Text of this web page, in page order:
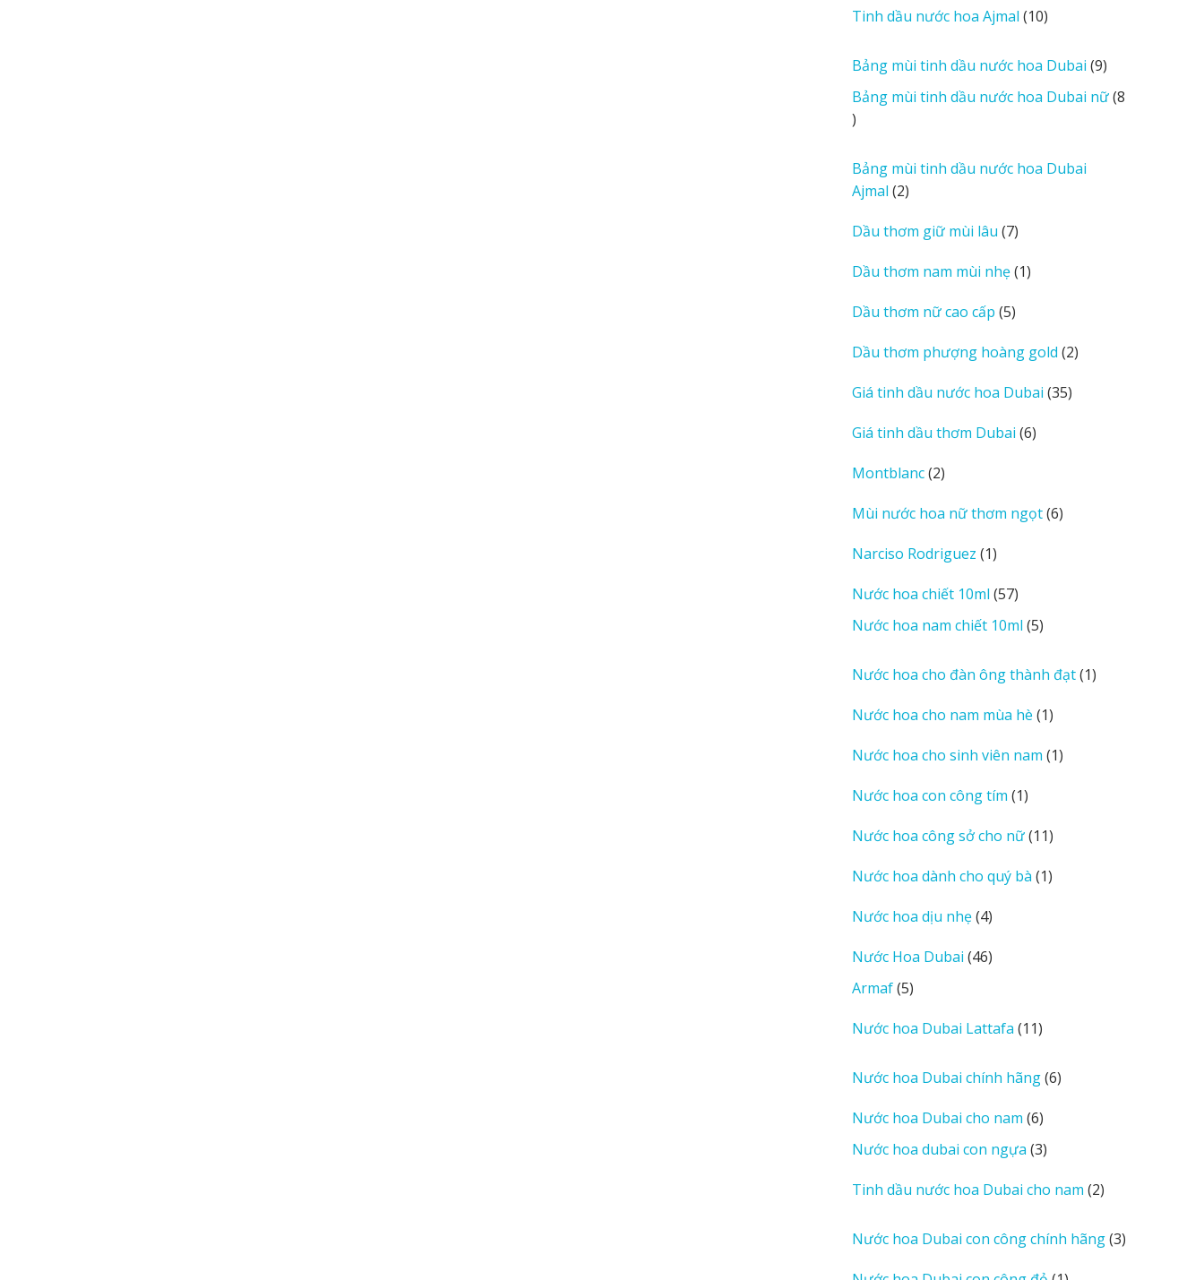
r
v
e
phẩm
Tinh dầu nước hoa Ajmal 1010
phẩm
Bảng mùi tinh dầu nước hoa Dubai 99
sản
phẩm
Bảng mùi tinh dầu nước hoa Dubai nữ 8
8
phẩm
Bảng mùi tinh dầu nước hoa Dubai
Ajmal 22
phẩm
Dầu thơm giữ mùi lâu 77
phẩm
Dầu thơm nam mùi nhẹ 11
Dầu thơm nữ cao cấp 55
phẩm
Dầu thơm phượng hoàng gold 22
Giá tinh dầu nước hoa Dubai 3535
Giá tinh dầu thơm Dubai 66
Montblanc 22
phẩm
Mùi nước hoa nữ thơm ngọt 66
Narciso Rodriguez 11
phẩm
Nước hoa chiết 10ml 5757
sản
phẩm
Nước hoa nam chiết 10ml 55
phẩm
Nước hoa cho đàn ông thành đạt 11
Nước hoa cho nam mùa hè 11
phẩm
Nước hoa cho sinh viên nam 11
Nước hoa con công tím 11
phẩm
Nước hoa công sở cho nữ 1111
phẩm
Nước hoa dành cho quý bà 11
Nước hoa dịu nhẹ 44
phẩm
Nước Hoa Dubai 4646
Armaf 55
phẩm
Nước hoa Dubai Lattafa 1111
phẩm
Nước hoa Dubai chính hãng 66
Nước hoa Dubai cho nam 66
sản
phẩm
Nước hoa dubai con ngựa 33
phẩm
Tinh dầu nước hoa Dubai cho nam 22
phẩm
Nước hoa Dubai con công chính hãng 33